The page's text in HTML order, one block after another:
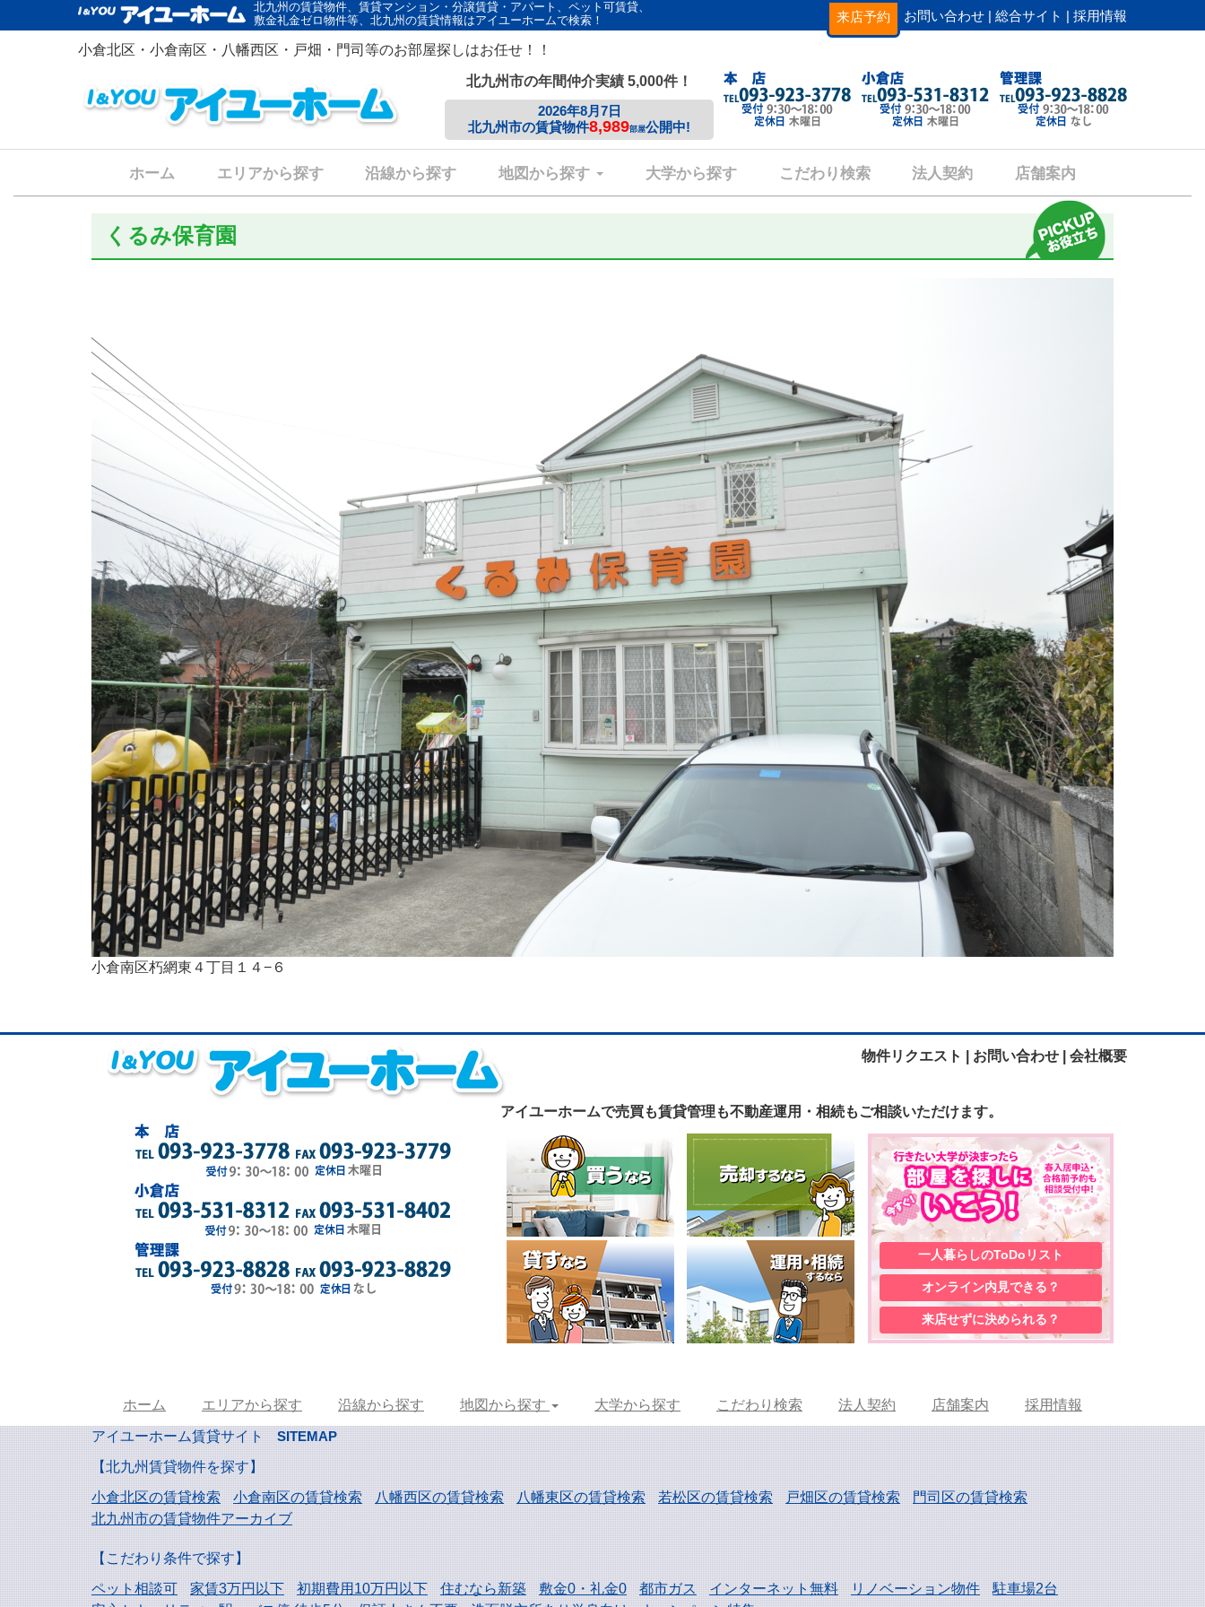
北九州の賃貸物件、賃貸マンション・分譲賃貸・アパート、ペット可賃貸、
敷金礼金ゼロ物件等、北九州の賃貸情報はアイユーホームで検索！
来店予約 お問い合わせ | 総合サイト | 採用情報
小倉北区・小倉南区・八幡西区・戸畑・門司等のお部屋探しはお任せ！！
北九州市の年間仲介実績 5,000件！
2026年8月7日
北九州市の賃貸物件8,989部屋公開中!
ホーム エリアから探す 沿線から探す 地図から探す 大学から探す こだわり検索 法人契約 店舗案内
くるみ保育園
小倉南区朽網東４丁目１４−６
物件リクエスト | お問い合わせ | 会社概要
アイユーホームで売買も賃貸管理も不動産運用・相続も ご相談いただけます。
一人暮らしのToDoリスト
オンライン内見できる？
来店せずに決められる？
ホーム エリアから探す 沿線から探す 地図から探す 大学から探す こだわり検索 法人契約 店舗案内 採用情報
アイユーホーム賃貸サイト
SITEMAP
【北九州賃貸物件を探す】
小倉北区の賃貸検索
小倉南区の賃貸検索 八幡西区の賃貸検索 八幡東区の賃貸検索 若松区の賃貸検索 戸畑区の賃貸検索
門司区の賃貸検索
北九州市の賃貸物件アーカイブ
【こだわり条件で探す】
ペット相談可
家賃3万円以下 初期費用10万円以下 住むなら新築 敷金0・礼金0 都市ガス インターネット無料 リノベーション物件
駐車場2台